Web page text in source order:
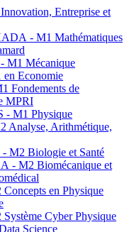
Entreprise et
- M1 Mathématiques
M1 Mécanique
Economie
Fondements de
MPRI
- M1 Physique
Analyse, Arithmétique,
M2 Biologie et Santé
- M2 Biomécanique et
en Physique
Cyber Physique
Science